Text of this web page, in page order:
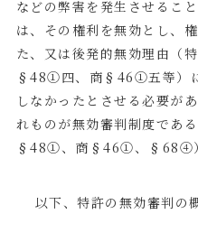
などの弊害を発生させるこ
は、その権利を無効とし、
た、又は後発的無効理由（
§48①四、商§ 46①五等）
しなかったとさせる必要が
れものが無効審判制度であ
§48①、商§46①、§ 68④
以下、特許の無効審判の